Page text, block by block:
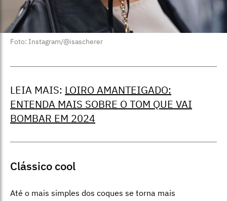
Foto: Instagram/@isascherer
LEIA MAIS: LOIRO AMANTEIGADO:
ENTENDA MAIS SOBRE O TOM QUE VAI
BOMBAR EM 2024
Clássico cool
Até o mais simples dos coques se torna mais